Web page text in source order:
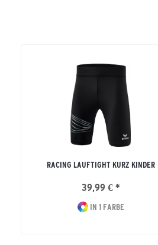
RACING LAUFTIGHT KURZ KINDER
39,99 € *
IN 1 FARBE